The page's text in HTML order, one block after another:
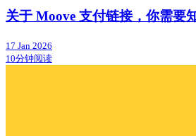
关于 Moove 支付链接，你需要
17 Jan 2026
10分钟阅读